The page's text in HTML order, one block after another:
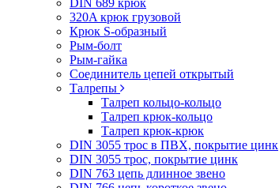
DIN 689 крюк
320A крюк грузовой
Крюк S-образный
Рым-болт
Рым-гайка
Соединитель цепей открытый
Талрепы
Талреп кольцо-кольцо
Талреп крюк-кольцо
Талреп крюк-крюк
DIN 3055 трос в ПВХ, покрытие цинк
DIN 3055 трос, покрытие цинк
DIN 763 цепь длинное звено